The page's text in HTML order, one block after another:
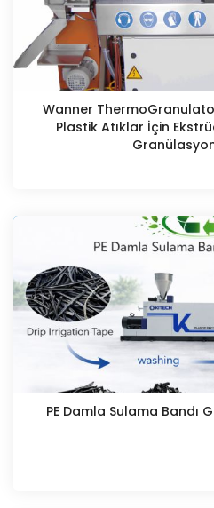
Wanner
Plastik Atıklar İçin
PE Damla Sulama Bandı